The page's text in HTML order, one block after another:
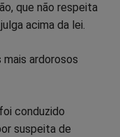
TelegramGettr
que não respeita
acima da lei.
mais ardorosos
conduzido
suspeita de